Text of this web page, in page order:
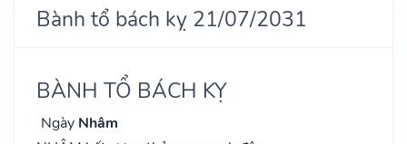
Bành tổ bách kỵ 21/07/2031
BÀNH TỔ BÁCH KỴ
Ngày Nhâm